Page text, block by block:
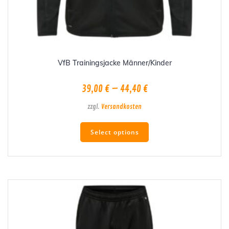
VfB Trainingsjacke Männer/Kinder
39,00€– 44,40€
zzgl. Versandkosten
Select options
Dieses
weist
mehrere
auf.
Optionen
können
auf